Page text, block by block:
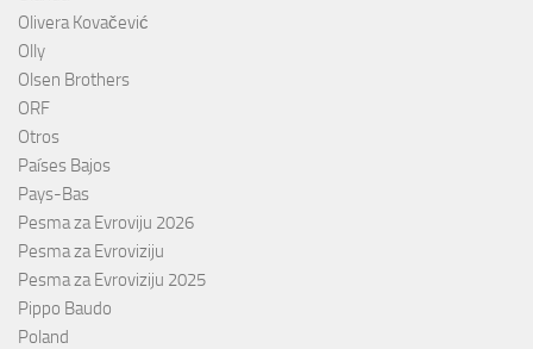
Olivera Kovačević
Olly
Olsen Brothers
ORF
Otros
Países Bajos
Pays-Bas
Pesma za Evroviju 2026
Pesma za Evroviziju
Pesma za Evroviziju 2025
Pippo Baudo
Poland